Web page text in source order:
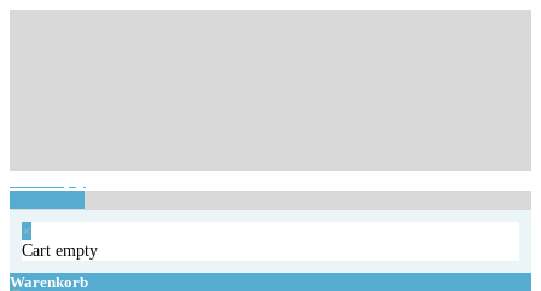
Login Formular
×
Cart empty
Warenkorb